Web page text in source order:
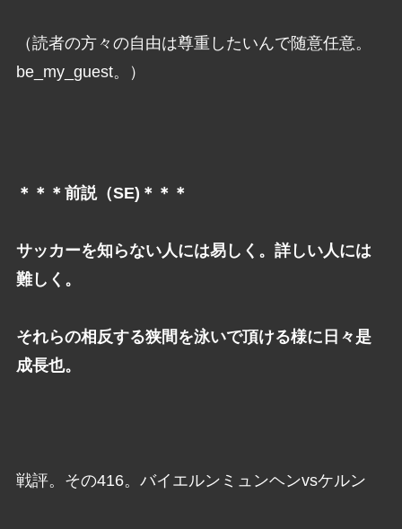
（読者の方々の自由は尊重したいんで随意任意。
be_my_guest。）
＊＊＊前説（SE)＊＊＊
サッカーを知らない人には易しく。詳しい人には
難しく。
それらの相反する狭間を泳いで頂ける様に日々是
成長也。
戦評。その416。バイエルンミュンヘンvsケルン